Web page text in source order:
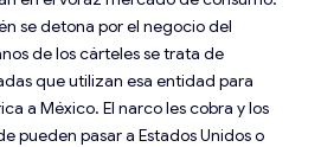
se detona por el negocio del
de los cárteles se trata de
que utilizan esa entidad para
a México. El narco les cobra y los
pueden pasar a Estados Unidos o